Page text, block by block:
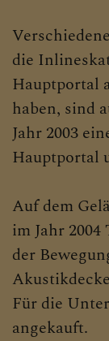
die
Hauptportal
haben, sind
Jahr 2003
Hauptportal
Auf dem
im Jahr
der
Für die
angekauft.